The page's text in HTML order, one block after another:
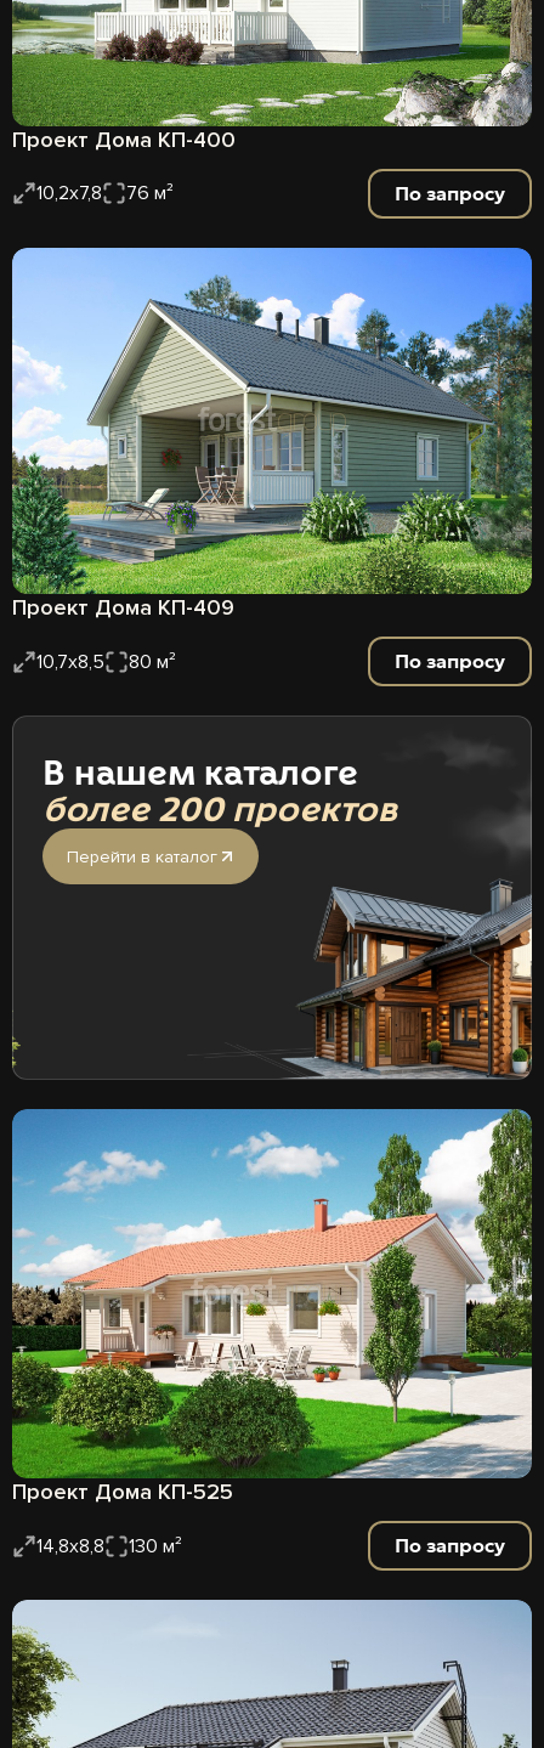
Проект Дома КП-400
10,2х7,8 76 м² По запросу
Проект Дома КП-409
10,7х8,5 80 м² По запросу
В нашем каталоге
более 200 проектов
Перейти в каталог
Проект Дома КП-525
14,8х8,8 130 м² По запросу